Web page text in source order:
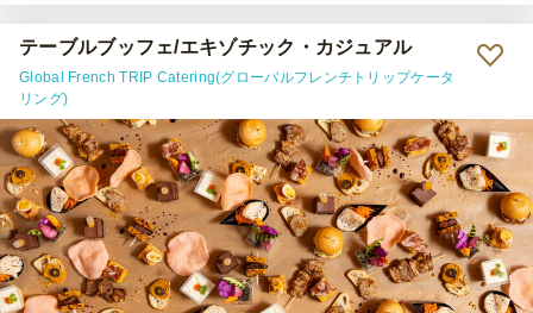
テーブルブッフェ/エキゾチック・カジュアル
Global French TRIP Catering(グローバルフレンチトリップケータ
リング)